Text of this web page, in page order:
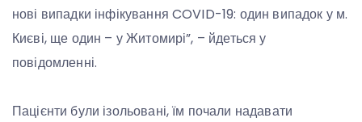
нові випадки інфікування COVID-19: один випадок у м.
Києві, ще один – у Житомирі”, – йдеться у
повідомленні.
Пацієнти були ізольовані, їм почали надавати